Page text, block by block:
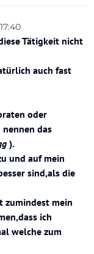
Tätigkeit nicht
auch fast
oder
das
).
und auf mein
sind,als die
zumindest mein
ich
welche zum